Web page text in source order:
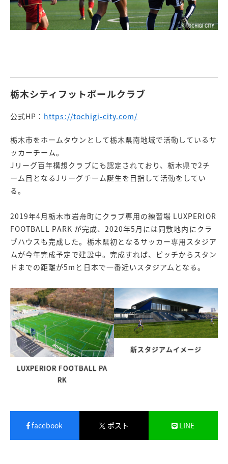
栃木シティフットボールクラブ
公式HP： https://tochigi-city.com/
栃木市をホームタウンとして栃木県南地域で活動しているサ
ッカーチーム。
Jリーグ百年構想クラブにも認定されており、栃木県で2チ
ーム目となるJリーグチーム誕生を目指して活動をしてい
る。
2019年4月栃木市岩舟町にクラブ専用の練習場 LUXPERIOR
FOOTBALL PARK が完成、2020年5月には同敷地内にクラ
ブハウスも完成した。栃木県初となるサッカー専用スタジア
ムが今年完成予定で建設中。完成すれば、ピッチからスタン
ドまでの距離が5mと日本で一番近いスタジアムとなる。
LUXPERIOR FOOTBALL PA
RK
新スタジアムイメージ
facebook ポスト LINE